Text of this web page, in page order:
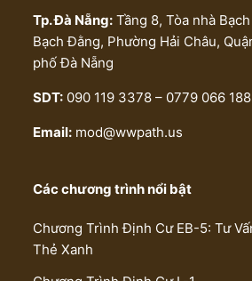
Tp. Đà Nẵng:Tầng 8, Tòa nhà
Bạch Đằng, Phường Hải Châu,
phố Đà Nẵng
SDT:090 119 3378 – 0779 066 188
Email: mod@wwpath.us
Các chương trình nổi bật
Chương Trình Định Cư EB-5: Tư
Thẻ Xanh